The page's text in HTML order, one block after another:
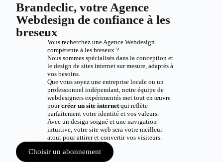
Brandeclic, votre Agence
Webdesign de confiance à les
breseux
Vous recherchez une Agence Webdesign
compétente à les breseux ?
Nous sommes spécialisés dans la conception et
le design de sites internet sur mesure, adaptés à
vos besoins.
Que vous soyez une entreprise locale ou un
professionnel indépendant, notre équipe de
webdesigners expérimentés met tout en œuvre
pourcréer un site internetqui reflète
parfaitement votre identité et vos valeurs.
Avec un design soigné et une navigation
intuitive, votre site web sera votre meilleur
atout pour attirer et convertir vos visiteurs.
Choisir un abonnement